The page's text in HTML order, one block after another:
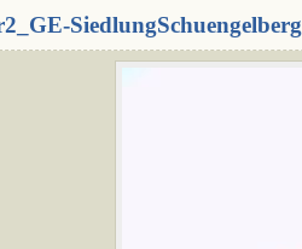
SiedlungSchuengelberg